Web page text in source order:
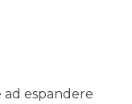
ad espandere